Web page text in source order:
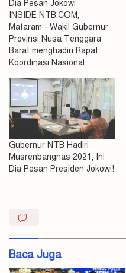
Dia Pesan Jokowi
INSIDE NTB.COM,
Mataram - Wakil Gubernur
Provinsi Nusa Tenggara
Barat menghadiri Rapat
Koordinasi Nasional
Intern Pemerintah Tahun
2021 pada Kamis, 27 Mei
2021. Mengangkat tema
"Kawal Efektifitas Belanja,
Pulihkan Ekonomi" rakornas
tersebut juga disiarkan di
akun youtube resmi
sekertariat negara.
pesan…
Gubernur NTB Hadiri
Musrenbangnas 2021, Ini
Dia Pesan Presiden Jokowi!
Realisasi
Baca Juga